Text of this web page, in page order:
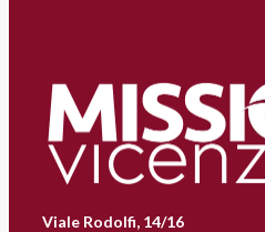
Viale Rodolfi, 14/16